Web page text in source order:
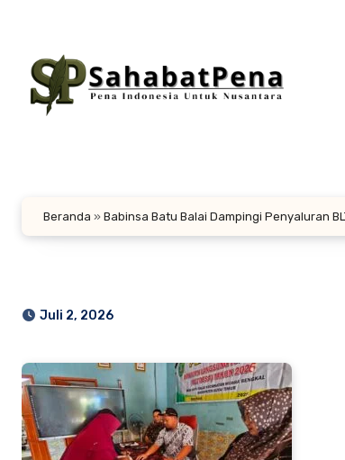
konten
Beranda » Babinsa Batu Balai Dampingi Penyaluran
Juli 2, 2026